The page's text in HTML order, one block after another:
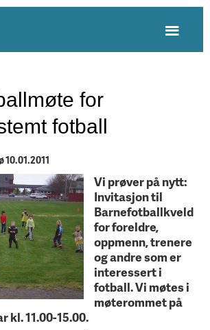
for
fotball
Vi prøver på nytt:
Invitasjon til
Barnefotballkveld
for foreldre,
oppmenn, trenere
og andre som er
interessert i
fotball. Vi møtes i
møterommet på
kl. 11.00-15.00.